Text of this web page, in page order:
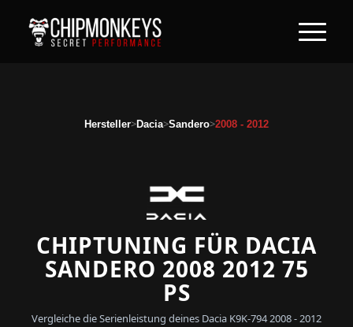
Hersteller>Dacia>Sandero>2008 - 2012
CHIPTUNING FÜR DACIA
SANDERO 2008 2012 75
PS
Vergleiche die Serienleistung deines Dacia K9K-794 2008 - 2012